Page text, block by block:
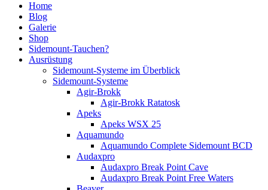
Home
Blog
Galerie
Shop
Sidemount-Tauchen?
Ausrüstung
Sidemount-Systeme im Überblick
Sidemount-Systeme
Agir-Brokk
Agir-Brokk Ratatosk
Apeks
Apeks WSX 25
Aquamundo
Aquamundo Complete Sidemount BCD
Audaxpro
Audaxpro Break Point Cave
Audaxpro Break Point Free Waters